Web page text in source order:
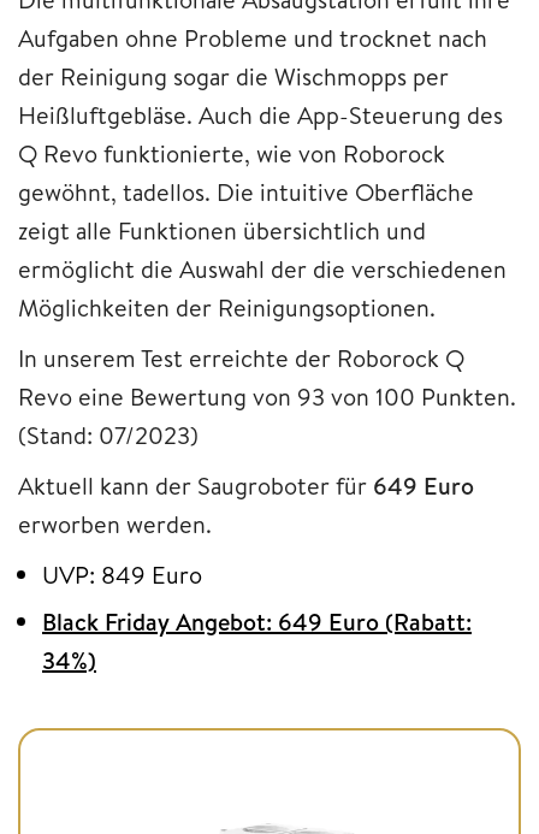
Aufgaben ohne Probleme und trocknet nach
der Reinigung sogar die Wischmopps per
Heißluftgebläse. Auch die App-Steuerung des
Q Revo funktionierte, wie von Roborock
gewöhnt, tadellos. Die intuitive Oberfläche
zeigt alle Funktionen übersichtlich und
ermöglicht die Auswahl der die verschiedenen
Möglichkeiten der Reinigungsoptionen.
In unserem Test erreichte der Roborock Q
Revo eine Bewertung von 93 von 100 Punkten.
(Stand: 07/2023)
Aktuell kann der Saugroboter für 649 Euro
erworben werden.
UVP: 849 Euro
Black Friday Angebot: 649 Euro (Rabatt:
34%)